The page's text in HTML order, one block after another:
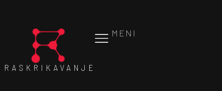
MENI
RASKRIKAVANJE